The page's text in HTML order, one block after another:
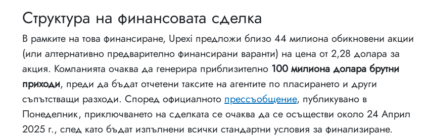
Структура на финансовата сделка
В рамките на това финансиране, Upexi предложи близо 44 милиона обикновени акции
(или алтернативно предварително финансирани варанти) на цена от 2,28 долара за
акция. Компанията очаква да генерира приблизително 100 милиона долара брутни
приходи, преди да бъдат отчетени таксите на агентите по пласирането и други
съпътстващи разходи. Според официалното прессъобщение, публикувано в
Понеделник, приключването на сделката се очаква да се осъществи около 24 Април
2025 г., след като бъдат изпълнени всички стандартни условия за финализиране.